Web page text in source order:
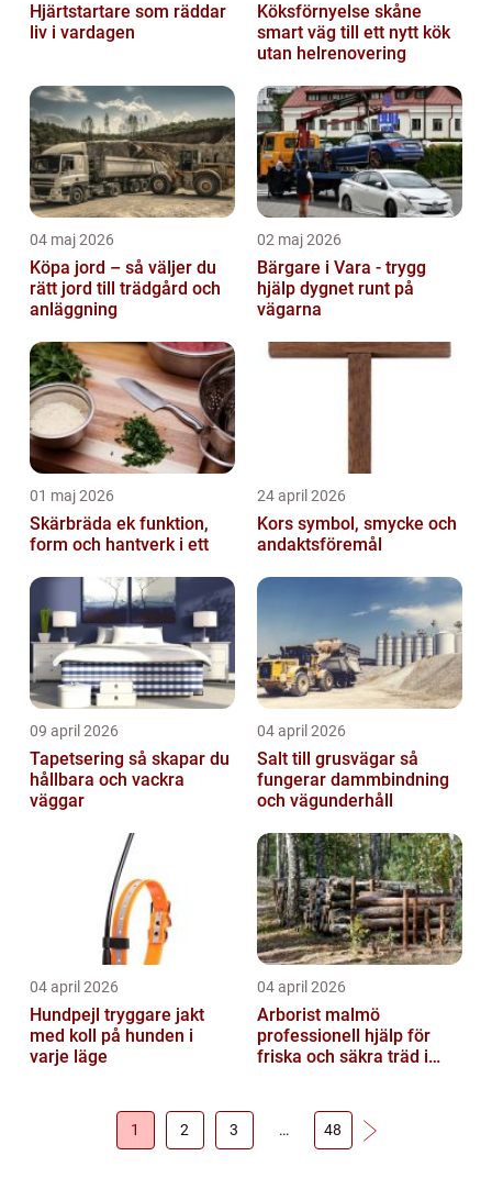
Hjärtstartare som räddar
liv i vardagen
Köksförnyelse skåne
smart väg till ett nytt kök
utan helrenovering
04 maj 2026
Köpa jord – så väljer du
rätt jord till trädgård och
anläggning
02 maj 2026
Bärgare i Vara - trygg
hjälp dygnet runt på
vägarna
01 maj 2026
Skärbräda ek funktion,
form och hantverk i ett
24 april 2026
Kors symbol, smycke och
andaktsföremål
09 april 2026
Tapetsering så skapar du
hållbara och vackra
väggar
04 april 2026
Salt till grusvägar så
fungerar dammbindning
och vägunderhåll
04 april 2026
Hundpejl tryggare jakt
med koll på hunden i
varje läge
04 april 2026
Arborist malmö
professionell hjälp för
friska och säkra träd i
1 2 3 … 48